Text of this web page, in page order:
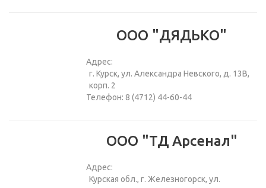
ООО "ДЯДЬКО"
Адрес:
г. Курск, ул. Александра Невского, д. 13В,
корп. 2
Телефон: 8 (4712) 44-60-44
ООО "ТД Арсенал"
Адрес:
Курская обл., г. Железногорск, ул.